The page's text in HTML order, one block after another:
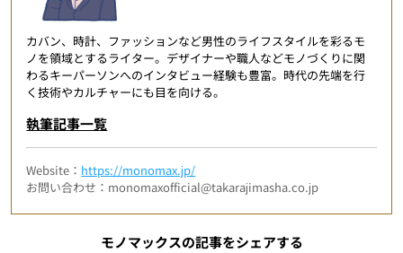
カバン、時計、ファッションなど男性のライフスタイルを彩るモ
ノを領域とするライター。デザイナーや職人などモノづくりに関
わるキーパーソンへのインタビュー経験も豊富。時代の先端を行
く技術やカルチャーにも目を向ける。
執筆記事一覧
Website： https://monomax.jp/
お問い合わせ：monomaxofficial@takarajimasha.co.jp
モノマックスの記事をシェアする